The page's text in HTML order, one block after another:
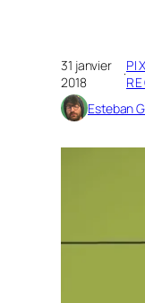
31 janvier
2018
·
Esteban